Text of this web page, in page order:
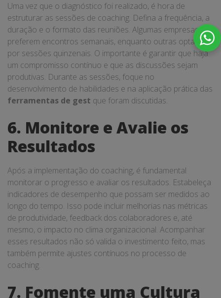
Uma vez que o diagnóstico foi realizado, é hora de
estruturar as sessões de coaching. Defina a frequência, a
duração e o formato das reuniões. Algumas empresas
preferem encontros semanais, enquanto outras optam
por sessões quinzenais. O importante é garantir que haja
um compromisso contínuo e que as discussões sejam
produtivas. Durante as sessões, foque no
desenvolvimento de habilidades e na aplicação prática das
ferramentas de gest que foram discutidas.
6. Monitore e Avalie os
Resultados
Após a implementação do coaching, é fundamental
monitorar o progresso e avaliar os resultados. Estabeleça
indicadores de desempenho que possam ser medidos ao
longo do tempo. Isso pode incluir melhorias nas métricas
de produtividade, feedback dos colaboradores e, até
mesmo, o impacto no clima organizacional. Acompanhar
esses resultados não só valida o investimento feito, mas
também permite ajustes contínuos no processo de
coaching.
7. Fomente uma Cultura